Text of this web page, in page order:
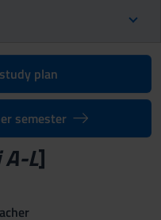
plan
semester
L]